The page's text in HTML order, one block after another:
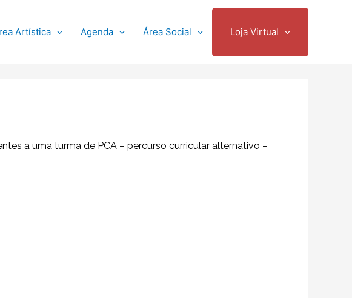
Artística Agenda Área Social Loja Virtual
a uma turma de PCA – percurso curricular alternativo –